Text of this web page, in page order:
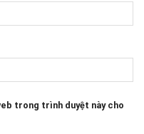
trong trình duyệt này cho